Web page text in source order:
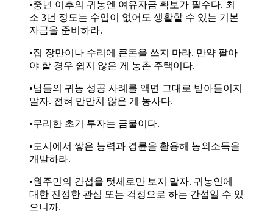
•중년 이후의 귀농엔 여유자금 확보가 필수다. 최
소 3년 정도는 수입이 없어도 생활할 수 있는 기본
자금을 준비하라.
•집 장만이나 수리에 큰돈을 쓰지 마라. 만약 팔아
야 할 경우 쉽지 않은 게 농촌 주택이다.
•남들의 귀농 성공 사례를 액면 그대로 받아들이지
말자. 전혀 만만치 않은 게 농사다.
•무리한 초기 투자는 금물이다.
•도시에서 쌓은 능력과 경륜을 활용해 농외소득을
개발하라.
•원주민의 간섭을 텃세로만 보지 말자. 귀농인에
대한 진정한 관심 또는 걱정으로 하는 간섭일 수 있
으니까.